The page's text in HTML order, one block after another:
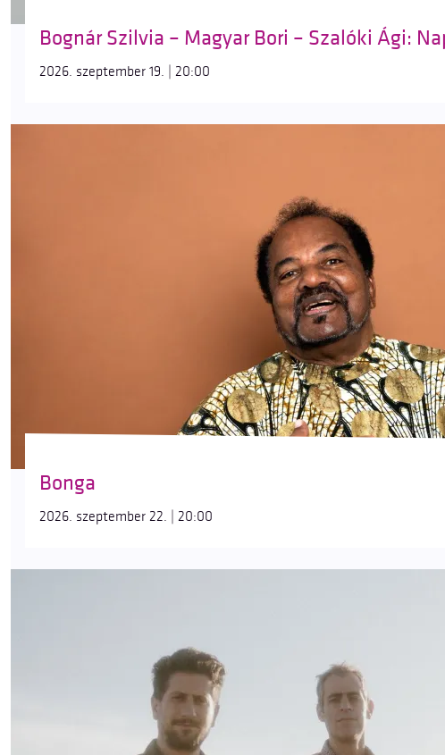
Bognár Szilvia – Magyar Bori – Szalóki Ági:
2026. szeptember 19. | 20:00
Bonga
2026. szeptember 22. | 20:00